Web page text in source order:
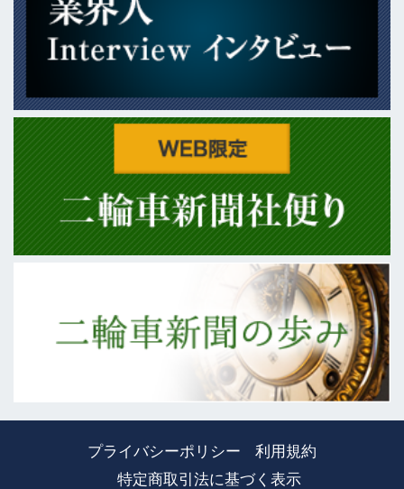
プライバシーポリシー
利用規約
特定商取引法に基づく表示